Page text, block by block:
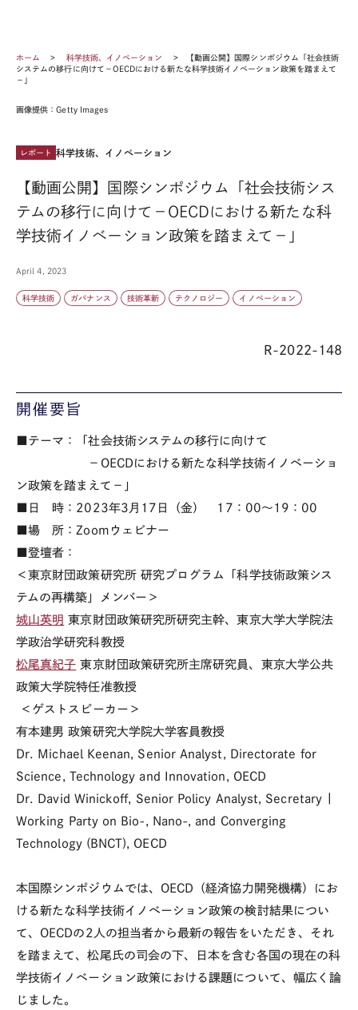
ホーム 科学技術、イノベーション
【動画公開】国際シンポジウム「社会技術
システムの移行に向けて－OECDにおける新たな科学技術イノベーション政策を踏まえて
－」
画像提供：Getty Images
レポート 科学技術、イノベーション
【動画公開】国際シンポジウム「社会技術シス
テムの移行に向けて－OECDにおける新たな科
学技術イノベーション政策を踏まえて－」
April 4, 2023
科学技術 ガバナンス 技術革新 テクノロジー イノベーション
R-2022-148
開催要旨
■テーマ：「社会技術システムの移行に向けて
－ OECD における新たな科学技術イノベーショ
ン政策を踏まえて－」
■日 時： 2023年3 月 17 日（金） 17 ： 00～ 19 ： 00
■場 所： Zoom ウェビナー
■登壇者：
＜東京財団政策研究所 研究プログラム「科学技術政策シス
テムの再構築」メンバー＞
城山英明 東京財団政策研究所研究主幹、東京大学大学院法
学政治学研究科教授
松尾真紀子 東京財団政策研究所主席研究員、東京大学公共
政策大学院特任准教授
＜ゲストスピーカー＞
有本建男 政策研究大学院大学客員教授
Dr. Michael Keenan, Senior Analyst, Directorate for
Science, Technology and Innovation, OECD
Dr. David Winickoff, Senior Policy Analyst, Secretary |
Working Party on Bio-, Nano-, and Converging
Technology (BNCT), OECD
本国際シンポジウムでは、 OECD （経済協力開発機構）にお
ける新たな科学技術イノベーション政策の検討結果につい
て、 OECDの 2 人の担当者から最新の報告をいただき、それ
を踏まえて、松尾氏の司会の下、日本を含む各国の現在の科
学技術イノベーション政策における課題について、幅広く論
じました。